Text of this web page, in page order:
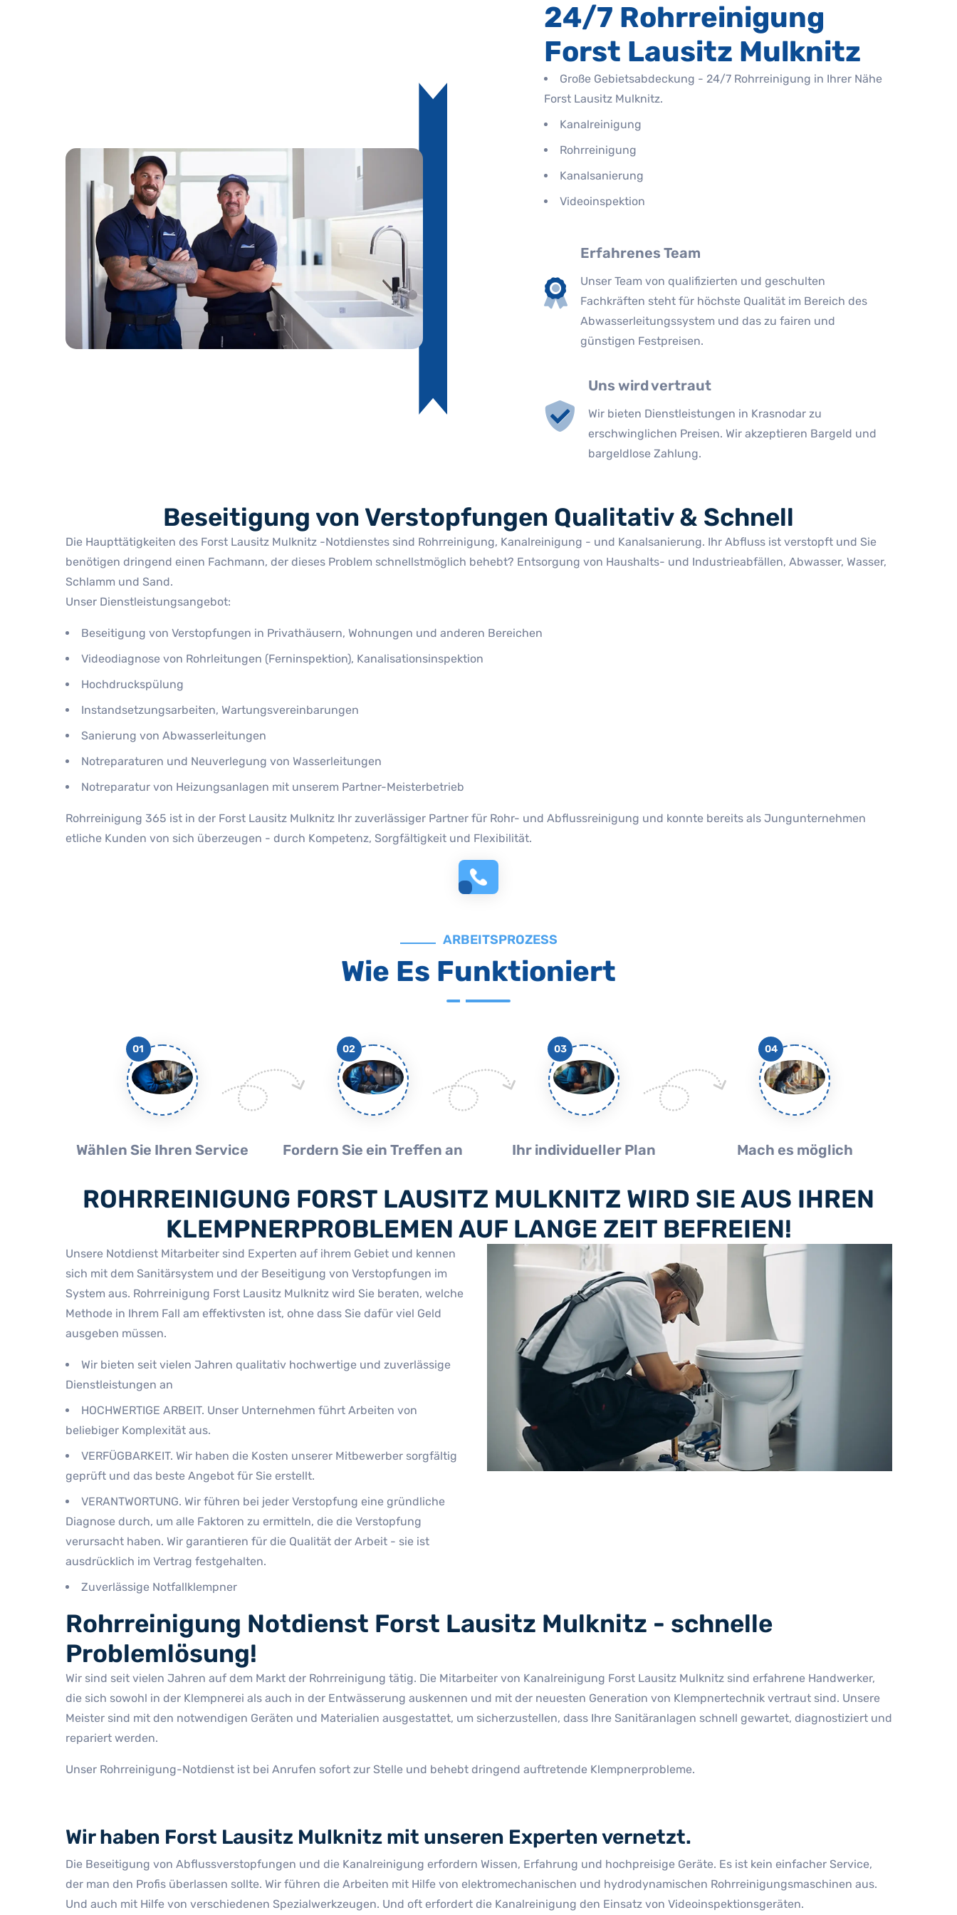
24/7 Rohrreinigung
Forst Lausitz Mulknitz
Große Gebietsabdeckung - 24/7 Rohrreinigung in Ihrer Nähe
Forst Lausitz Mulknitz.
Kanalreinigung
Rohrreinigung
Kanalsanierung
Videoinspektion
Erfahrenes Team
Unser Team von qualifizierten und geschulten
Fachkräften steht für höchste Qualität im Bereich des
Abwasserleitungssystem und das zu fairen und
günstigen Festpreisen.
Uns wird vertraut
Wir bieten Dienstleistungen in Krasnodar zu
erschwinglichen Preisen. Wir akzeptieren Bargeld und
bargeldlose Zahlung.
Beseitigung von Verstopfungen Qualitativ & Schnell
Die Haupttätigkeiten des Forst Lausitz Mulknitz -Notdienstes sind Rohrreinigung, Kanalreinigung - und Kanalsanierung. Ihr Abfluss ist verstopft und Sie
benötigen dringend einen Fachmann, der dieses Problem schnellstmöglich behebt? Entsorgung von Haushalts- und Industrieabfällen, Abwasser, Wasser,
Schlamm und Sand.
Unser Dienstleistungsangebot:
Beseitigung von Verstopfungen in Privathäusern, Wohnungen und anderen Bereichen
Videodiagnose von Rohrleitungen (Ferninspektion), Kanalisationsinspektion
Hochdruckspülung
Instandsetzungsarbeiten, Wartungsvereinbarungen
Sanierung von Abwasserleitungen
Notreparaturen und Neuverlegung von Wasserleitungen
Notreparatur von Heizungsanlagen mit unserem Partner-Meisterbetrieb
Rohrreinigung 365 ist in der Forst Lausitz Mulknitz Ihr zuverlässiger Partner für Rohr- und Abflussreinigung und konnte bereits als Jungunternehmen
etliche Kunden von sich überzeugen - durch Kompetenz, Sorgfältigkeit und Flexibilität.
ARBEITSPROZESS
Wie Es Funktioniert
01
Wählen Sie Ihren Service
02
Fordern Sie ein Treffen an
03
Ihr individueller Plan
04
Mach es möglich
ROHRREINIGUNG FORST LAUSITZ MULKNITZ WIRD SIE AUS IHREN
KLEMPNERPROBLEMEN AUF LANGE ZEIT BEFREIEN!
Unsere Notdienst Mitarbeiter sind Experten auf ihrem Gebiet und kennen
sich mit dem Sanitärsystem und der Beseitigung von Verstopfungen im
System aus. Rohrreinigung Forst Lausitz Mulknitz wird Sie beraten, welche
Methode in Ihrem Fall am effektivsten ist, ohne dass Sie dafür viel Geld
ausgeben müssen.
Wir bieten seit vielen Jahren qualitativ hochwertige und zuverlässige
Dienstleistungen an
HOCHWERTIGE ARBEIT. Unser Unternehmen führt Arbeiten von
beliebiger Komplexität aus.
VERFÜGBARKEIT. Wir haben die Kosten unserer Mitbewerber sorgfältig
geprüft und das beste Angebot für Sie erstellt.
VERANTWORTUNG. Wir führen bei jeder Verstopfung eine gründliche
Diagnose durch, um alle Faktoren zu ermitteln, die die Verstopfung
verursacht haben. Wir garantieren für die Qualität der Arbeit - sie ist
ausdrücklich im Vertrag festgehalten.
Zuverlässige Notfallklempner
Rohrreinigung Notdienst Forst Lausitz Mulknitz - schnelle
Problemlösung!
Wir sind seit vielen Jahren auf dem Markt der Rohrreinigung tätig. Die Mitarbeiter von Kanalreinigung Forst Lausitz Mulknitz sind erfahrene Handwerker,
die sich sowohl in der Klempnerei als auch in der Entwässerung auskennen und mit der neuesten Generation von Klempnertechnik vertraut sind. Unsere
Meister sind mit den notwendigen Geräten und Materialien ausgestattet, um sicherzustellen, dass Ihre Sanitäranlagen schnell gewartet, diagnostiziert und
repariert werden.
Unser Rohrreinigung-Notdienst ist bei Anrufen sofort zur Stelle und behebt dringend auftretende Klempnerprobleme.
Wir haben Forst Lausitz Mulknitz mit unseren Experten vernetzt.
Die Beseitigung von Abflussverstopfungen und die Kanalreinigung erfordern Wissen, Erfahrung und hochpreisige Geräte. Es ist kein einfacher Service,
der man den Profis überlassen sollte. Wir führen die Arbeiten mit Hilfe von elektromechanischen und hydrodynamischen Rohrreinigungsmaschinen aus.
Und auch mit Hilfe von verschiedenen Spezialwerkzeugen. Und oft erfordert die Kanalreinigung den Einsatz von Videoinspektionsgeräten.